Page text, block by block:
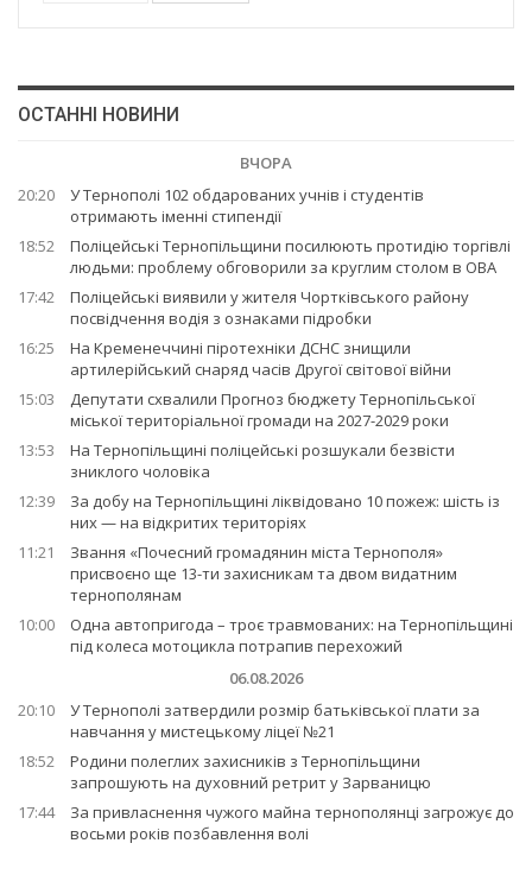
ОСТАННІ НОВИНИ
ВЧОРА
20:20
У Тернополі 102 обдарованих учнів і студентів
отримають іменні стипендії
18:52
Поліцейські Тернопільщини посилюють протидію торгівлі
людьми: проблему обговорили за круглим столом в ОВА
17:42
Поліцейські виявили у жителя Чортківського району
посвідчення водія з ознаками підробки
16:25
На Кременеччині піротехніки ДСНС знищили
артилерійський снаряд часів Другої світової війни
15:03
Депутати схвалили Прогноз бюджету Тернопільської
міської територіальної громади на 2027-2029 роки
13:53
На Тернопільщині поліцейські розшукали безвісти
зниклого чоловіка
12:39
За добу на Тернопільщині ліквідовано 10 пожеж: шість із
них — на відкритих територіях
11:21
Звання «Почесний громадянин міста Тернополя»
присвоєно ще 13-ти захисникам та двом видатним
тернополянам
10:00
Одна автопригода – троє травмованих: на Тернопільщині
під колеса мотоцикла потрапив перехожий
06.08.2026
20:10
У Тернополі затвердили розмір батьківської плати за
навчання у мистецькому ліцеї №21
18:52
Родини полеглих захисників з Тернопільщини
запрошують на духовний ретрит у Зарваницю
17:44
За привласнення чужого майна тернополянці загрожує до
восьми років позбавлення волі